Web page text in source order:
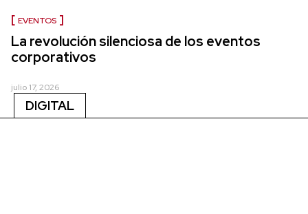
EVENTOS
La revolución silenciosa de los eventos
corporativos
julio 17, 2026
DIGITAL